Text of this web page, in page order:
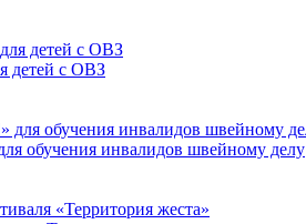
детей с ОВЗ
обучения инвалидов швейному делу